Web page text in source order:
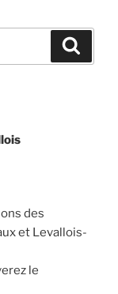
des
et Levallois-
le